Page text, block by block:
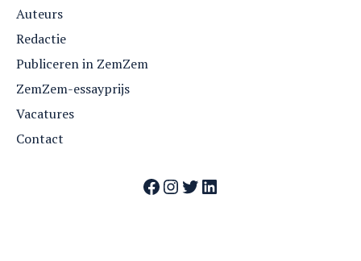
Auteurs
Redactie
Publiceren in ZemZem
ZemZem-essayprijs
Vacatures
Contact
Facebook
Instagram
Twitter
LinkedIn